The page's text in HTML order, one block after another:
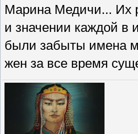
Марина Медичи... Их
и значении каждой в
были забыты имена
жен за все время